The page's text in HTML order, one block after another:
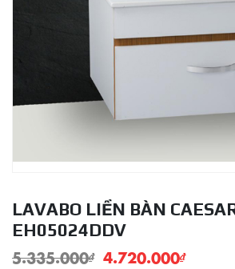
LAVABO LIỀN BÀN
EH05024DDV
5.335.000₫ 4.720.000₫